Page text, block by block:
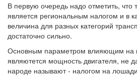
В первую очередь надо отметить, что
является региональным налогом и в
величина для разных категорий
достаточно сильно.
Основным параметром влияющим на
являютется мощность двигателя, не
народе называют - налогом на